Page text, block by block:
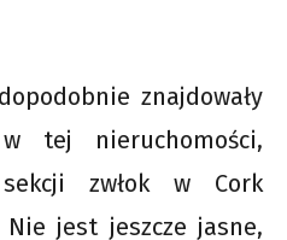
znajdowały
tej nieruchomości,
zwłok w Cork
jest jeszcze jasne,